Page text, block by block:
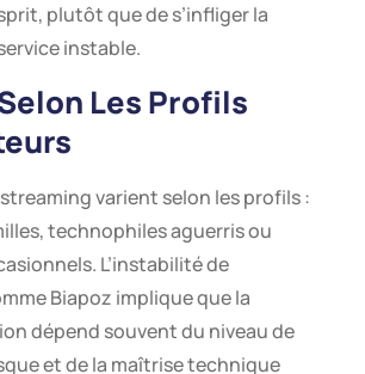
plutôt que de s’infliger la
instable.
Les Profils
varient selon les profils :
technophiles aguerris ou
L’instabilité de
Biapoz implique que la
dépend souvent du niveau de
et de la maîtrise technique